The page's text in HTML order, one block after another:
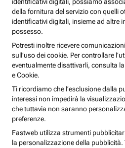
della fornitura del servizio con quelli
identificativi digitali, insieme ad altre
possesso.
Potresti inoltre ricevere
sull’uso dei cookie. Per controllare
eventualmente disattivarli, consulta
e Cookie.
Ti ricordiamo che l’esclusione dalla
interessi non impedirà la
che tuttavia non saranno
preferenze.
Fastweb utilizza strumenti
la personalizzazione della